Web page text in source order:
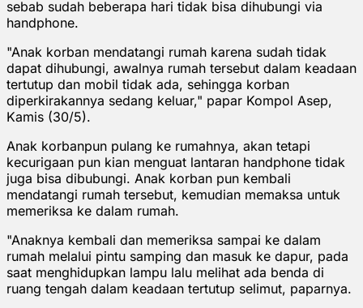
sebab sudah beberapa hari tidak bisa dihubungi via
handphone.
"Anak korban mendatangi rumah karena sudah tidak
dapat dihubungi, awalnya rumah tersebut dalam keadaan
tertutup dan mobil tidak ada, sehingga korban
diperkirakannya sedang keluar," papar Kompol Asep,
Kamis (30/5).
Anak korbanpun pulang ke rumahnya, akan tetapi
kecurigaan pun kian menguat lantaran handphone tidak
juga bisa dibubungi. Anak korban pun kembali
mendatangi rumah tersebut, kemudian memaksa untuk
memeriksa ke dalam rumah.
"Anaknya kembali dan memeriksa sampai ke dalam
rumah melalui pintu samping dan masuk ke dapur, pada
saat menghidupkan lampu lalu melihat ada benda di
ruang tengah dalam keadaan tertutup selimut, paparnya.